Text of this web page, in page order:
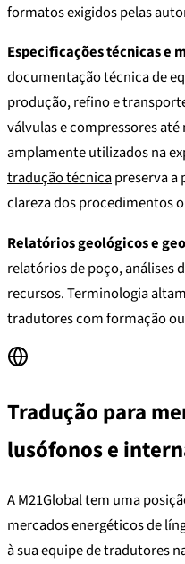
formatos exigidos pelas
Especificações técnicas e
documentação técnica de
produção, refino e
válvulas e compressores até
amplamente utilizados na
tradução técnicapreserva a
clareza dos procedimentos
Relatórios geológicos e
relatórios de poço, análises
recursos. Terminologia
tradutores com formação
Tradução para
lusófonos e
A M21Global tem uma
mercados energéticos de
à sua equipe de tradutores